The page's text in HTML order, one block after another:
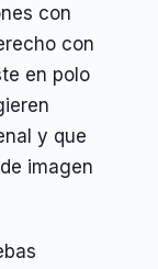
con
con
en polo
y que
imagen